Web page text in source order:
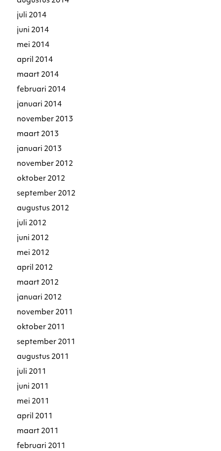
juli 2014
juni 2014
mei 2014
april 2014
maart 2014
februari 2014
januari 2014
november 2013
maart 2013
januari 2013
november 2012
oktober 2012
september 2012
augustus 2012
juli 2012
juni 2012
mei 2012
april 2012
maart 2012
januari 2012
november 2011
oktober 2011
september 2011
augustus 2011
juli 2011
juni 2011
mei 2011
april 2011
maart 2011
februari 2011